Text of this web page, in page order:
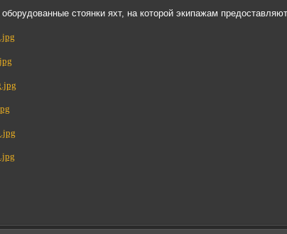
стоянки яхт, на которой экипажам